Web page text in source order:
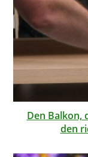
Den Balkon,
den